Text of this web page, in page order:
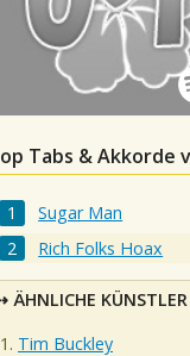
Tabs & Akkorde
Sugar Man
Rich Folks Hoax
ÄHNLICHE
Tim Buckley